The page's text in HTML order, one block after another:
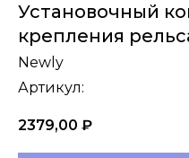
Установочный
крепления
Newly
Артикул:
2379,00 ₽